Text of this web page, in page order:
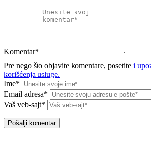
Komentar*
Pre nego što objavite komentare, posetite i
korišćenja usluge.
Ime*
Email adresa*
Vaš veb-sajt*